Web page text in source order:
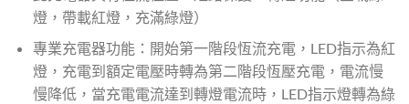
燈，帶載紅燈，充滿綠燈）
專業充電器功能：開始第一階段恆流充電，LED指示為紅
燈，充電到額定電壓時轉為第二階段恆壓充電，電流慢
慢降低，當充電電流達到轉燈電流時，LED指示燈轉為綠